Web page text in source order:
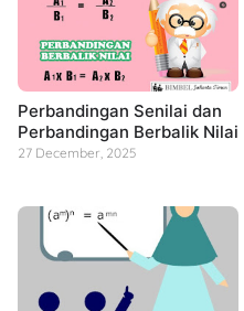
Perbandingan Senilai dan
Perbandingan Berbalik Nilai
27 December, 2025